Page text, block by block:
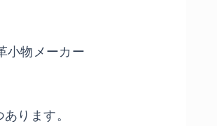
小物メーカー
ります。